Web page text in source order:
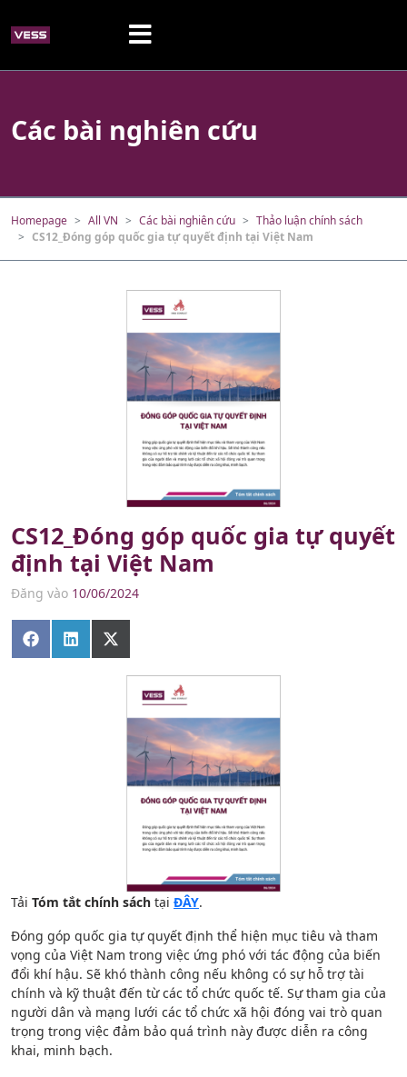
Các bài nghiên cứu
Homepage All VN Các bài nghiên cứu
Thảo luận chính sách
CS12_Đóng góp quốc gia tự quyết định tại Việt Nam
CS12_Đóng góp quốc gia tự quyết
định tại Việt Nam
Đăng vào 10/06/2024
Share
on
Share
on
Share
on
(Twitter)
Tải Tóm tắt chính sách tại ĐÂY.
Đóng góp quốc gia tự quyết định thể hiện mục tiêu và tham
vọng của Việt Nam trong việc ứng phó với tác động của biến
đổi khí hậu. Sẽ khó thành công nếu không có sự hỗ trợ tài
chính và kỹ thuật đến từ các tổ chức quốc tế. Sự tham gia của
người dân và mạng lưới các tổ chức xã hội đóng vai trò quan
trọng trong việc đảm bảo quá trình này được diễn ra công
khai, minh bạch.